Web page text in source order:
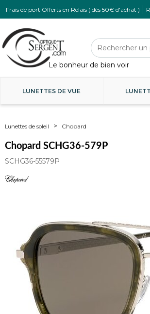
Frais de port Offerts en Relais ( dès 50€ d'achat )
LUNETTES DE VUE
Lunettes de soleil Chopard
Chopard SCHG36-579P
SCHG36-55579P